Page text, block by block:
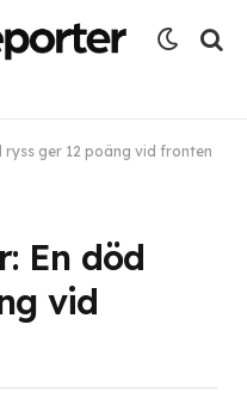
ger 12 poäng vid fronten
En död
vid